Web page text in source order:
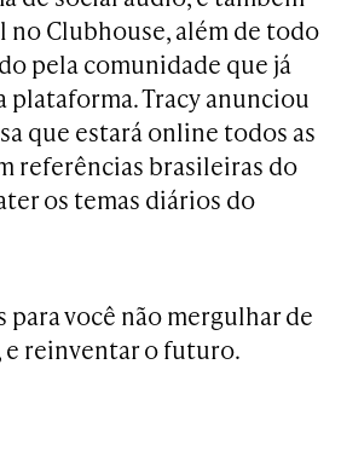
no Clubhouse, além de todo
pela comunidade que já
plataforma. Tracy anunciou
que estará online todos as
referências brasileiras do
os temas diários do
para você não mergulhar de
e reinventar o futuro.